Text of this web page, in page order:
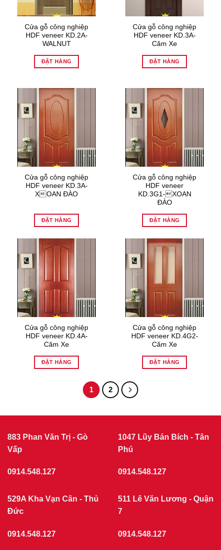
Cửa gỗ công nghiệp
HDF veneer KD.2A-
WALNUT
ĐẶT HÀNG
Cửa gỗ công nghiệp
HDF veneer KD.3A-
Căm Xe
ĐẶT HÀNG
Cửa gỗ công nghiệp
HDF veneer KD.3A-
XOAN ĐÀO
ĐẶT HÀNG
Cửa gỗ công nghiệp
HDF veneer
KD.3G1-XOAN
ĐÀO
ĐẶT HÀNG
Cửa gỗ công nghiệp
HDF veneer KD.4A-
Căm Xe
ĐẶT HÀNG
Cửa gỗ công nghiệp
HDF veneer KD.4G2-
Căm Xe
ĐẶT HÀNG
1 2
883 Phan Văn Trị - Gò
Vấp
0914.548.127
1047 Lũy Bán Bích - Tân
Phú
0914.548.127
529A Kha Vạn Cân - Thủ
Đức
0914.548.127
511 Lê Văn Lương - Quận
7
0914.548.127